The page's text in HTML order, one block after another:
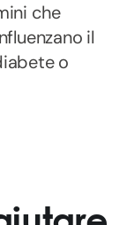
che
il
o